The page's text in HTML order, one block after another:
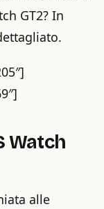
GT2? In
Watch
alle